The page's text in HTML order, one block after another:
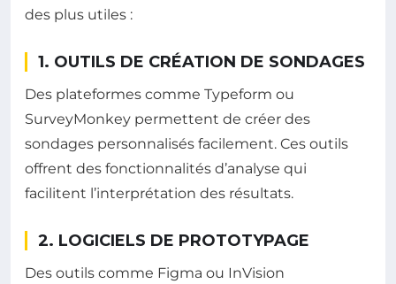
des plus utiles :
1. OUTILS DE CRÉATION DE SONDAGES
Des plateformes comme Typeform ou
SurveyMonkey permettent de créer des
sondages personnalisés facilement. Ces outils
offrent des fonctionnalités d’analyse qui
facilitent l’interprétation des résultats.
2. LOGICIELS DE PROTOTYPAGE
Des outils comme Figma ou InVision